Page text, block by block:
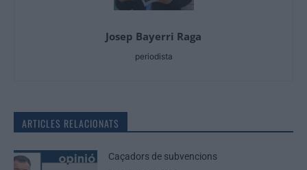
Josep Bayerri Raga
periodista
ARTICLES RELACIONATS
Caçadors de subvencions